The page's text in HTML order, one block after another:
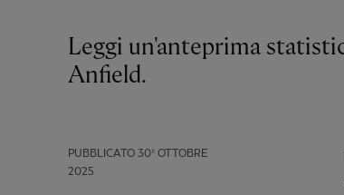
PUBBLICATO 30º OTTOBRE
2025
Leggi un'anteprima statistica di Liverpool-Aston Villa in Premier League ad
Anfield.